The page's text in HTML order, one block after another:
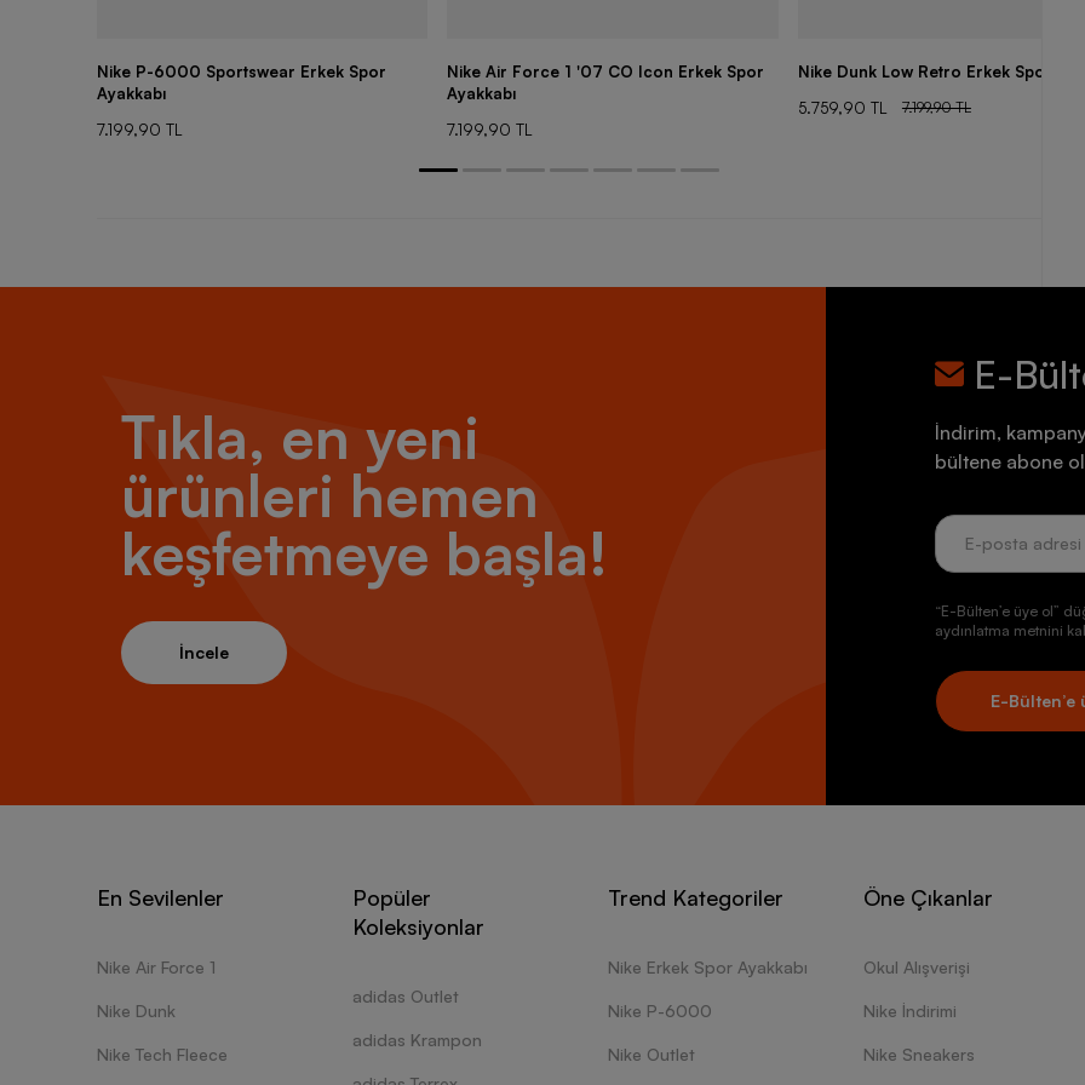
Nike P-6000 Sportswear Erkek Spor
Ayakkabı
7.199,90 TL
Nike Air Force 1 '07 CO Icon Erkek Spor
Ayakkabı
7.199,90 TL
Nike Dunk Low Retro Erkek Spor
5.759,90 TL
7.199,90 TL
Tıkla, en yeni
ürünleri hemen
keşfetmeye başla!
İncele
E-
İndirim,
bültene abone
“E-Bülten’e üye ol”
aydınlatma metnini
E-Bülten’e
En Sevilenler
Nike Air Force 1
Nike Dunk
Nike Tech Fleece
Popüler
Koleksiyonlar
adidas Outlet
adidas Krampon
Trend Kategoriler
Nike Erkek Spor Ayakkabı
Nike P-6000
Nike Outlet
Öne Çıkanlar
Okul Alışverişi
Nike İndirimi
Nike Sneakers